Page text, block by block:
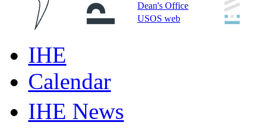
Dean's Office
USOS web
IHE
Calendar
IHE News